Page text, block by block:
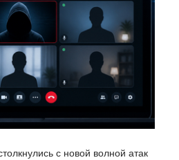
с новой волной атак